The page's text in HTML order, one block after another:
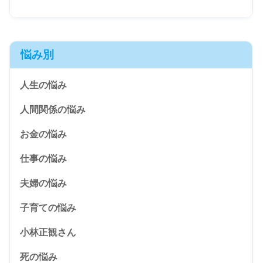
悩み別
人生の悩み
人間関係の悩み
お金の悩み
仕事の悩み
夫婦の悩み
子育ての悩み
小林正観さん
死の悩み